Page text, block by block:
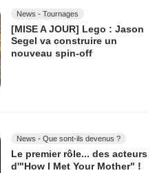
News - Tournages
[MISE A JOUR] Lego : Jason
Segel va construire un
nouveau spin-off
News - Que sont-ils devenus ?
Le premier rôle... des acteurs
d'"How I Met Your Mother" !